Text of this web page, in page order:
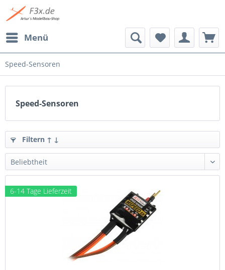
Menü
Speed-Sensoren
Speed-Sensoren
Filtern ↑ ↓
6-14 Tage Lieferzeit